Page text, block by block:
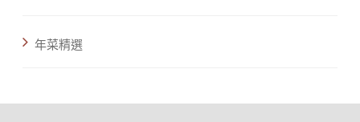
年菜精選